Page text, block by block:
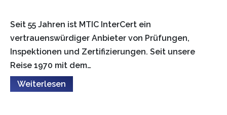
Seit 55 Jahren ist MTIC InterCert ein
vertrauenswürdiger Anbieter von Prüfungen,
Inspektionen und Zertifizierungen. Seit unsere
Reise 1970 mit dem…
Weiterlesen